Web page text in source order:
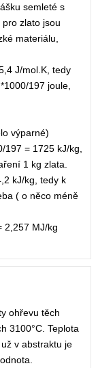
semleté s
zlato jsou
materiálu,
J/mol.K, tedy
197 joule,
výparné)
= 1725 kJ/kg,
1 kg zlata.
kJ/kg, tedy k
( o něco méně
2,257 MJ/kg
ohřevu těch
3100°C. Teplota
v abstraktu je